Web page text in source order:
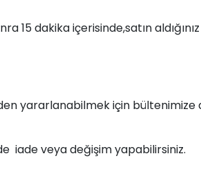
15 dakika içerisinde,satın
yararlanabilmek için bültenimize
iade veya değişim yapabilirsiniz.